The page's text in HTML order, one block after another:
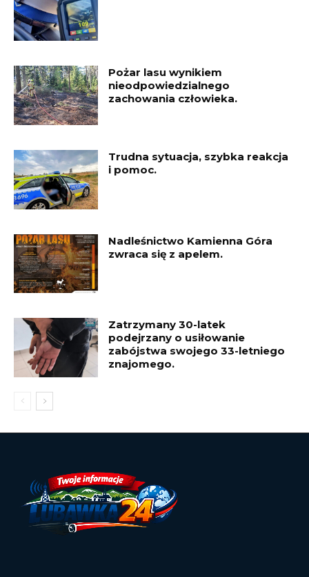
Pożar lasu wynikiem
nieodpowiedzialnego
zachowania człowieka.
Trudna sytuacja, szybka reakcja
i pomoc.
Nadleśnictwo Kamienna Góra
zwraca się z apelem.
Zatrzymany 30-latek
podejrzany o usiłowanie
zabójstwa swojego 33-letniego
znajomego.